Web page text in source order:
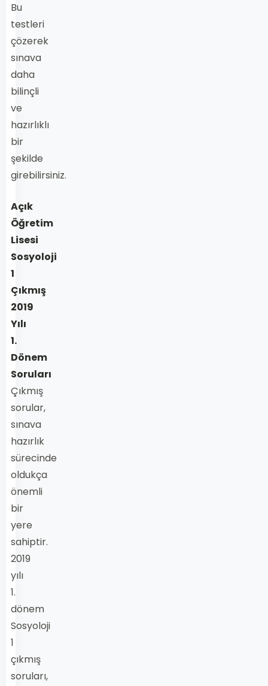
Bu
testleri
çözerek
sınava
daha
bilinçli
ve
hazırlıklı
bir
şekilde
girebilirsiniz.
Açık
Öğretim
Lisesi
Sosyoloji
1
Çıkmış
2019
Yılı
1.
Dönem
Soruları
Çıkmış
sorular,
sınava
hazırlık
sürecinde
oldukça
önemli
bir
yere
sahiptir.
2019
yılı
1.
dönem
Sosyoloji
1
çıkmış
soruları,